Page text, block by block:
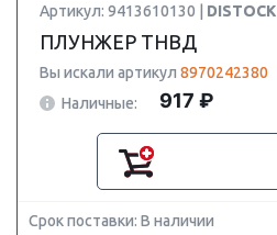
Артикул: 9413610130 | DISTOCK
ПЛУНЖЕР ТНВД
Вы искали артикул 8970242380
Наличные:
917 ₽
Срок поставки: В наличии